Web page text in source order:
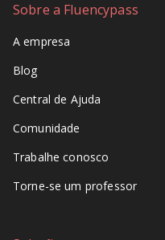
Sobre a Fluencypass
A empresa
Blog
Central de Ajuda
Comunidade
Trabalhe conosco
Torne-se um professor